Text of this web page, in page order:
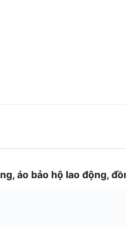
áo bảo hộ lao động,